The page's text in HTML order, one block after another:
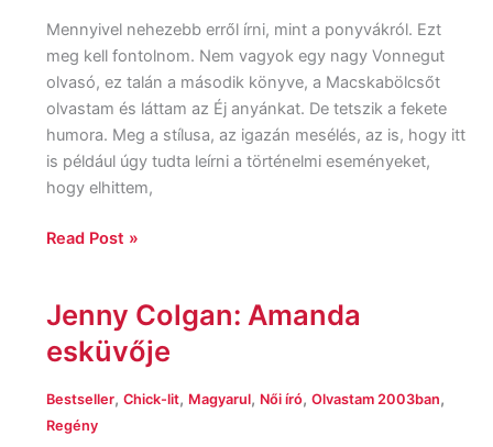
Mennyivel nehezebb erről írni, mint a ponyvákról. Ezt
meg kell fontolnom. Nem vagyok egy nagy Vonnegut
olvasó, ez talán a második könyve, a Macskabölcsőt
olvastam és láttam az Éj anyánkat. De tetszik a fekete
humora. Meg a stílusa, az igazán mesélés, az is, hogy itt
is például úgy tudta leírni a történelmi eseményeket,
hogy elhittem,
Read Post »
Jenny Colgan: Amanda
esküvője
Bestseller, Chick-lit, Magyarul, Női író, Olvastam 2003ban,
Regény
Jenny
Colgan:
Amanda